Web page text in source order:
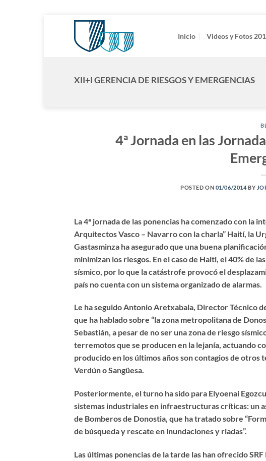
contenido
Inicio Videos y Fotos
XII+I GERENCIA DE RIESGOS Y EMERGENCIAS
4ª Jornada en las
POSTED ON 01/06/2014 BY
La 4ª jornada de las ponencias ha comenzado con la
Arquitectos Vasco – Navarro con la charla” Haití, la
Gastasminza ha asegurado que una buena
minimizan los riesgos. En el caso de Haiti, el 40% de
sísmico, por lo que la catástrofe provocó el
país no cuenta con un sistema organizado de alarmas.
Le ha seguido Antonio Aretxabala, Director Técnico
que ha hablado sobre “la zona metropolitana de
Sebastián, a pesar de no ser una zona de riesgo
terremotos que se producen en la lejanía, actuando
producido en los últimos años son contagios de
Verdún o Sangüesa.
Posteriormente, el turno ha sido para Elyoenai
sistemas industriales en infraestructuras críticas: un
de Bomberos de Donostia, que ha tratado sobre
de búsqueda y rescate en inundaciones y riadas”.
Las últimas ponencias de la tarde las han ofrecido